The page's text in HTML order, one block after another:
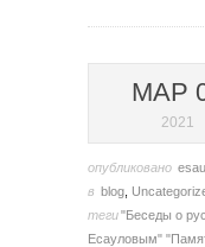
МАР
2021
опубликовано
в blog
теги"Беседы о
Есауловым"